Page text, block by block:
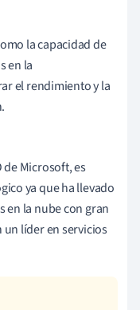
la capacidad de
en la
el rendimiento y la
de Microsoft, es
ya que ha llevado
en la nube con gran
líder en servicios